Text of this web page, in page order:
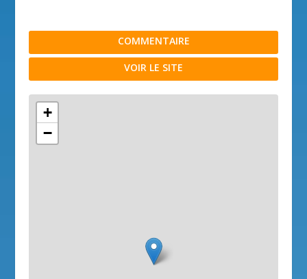
COMMENTAIRE
VOIR LE SITE
+
−